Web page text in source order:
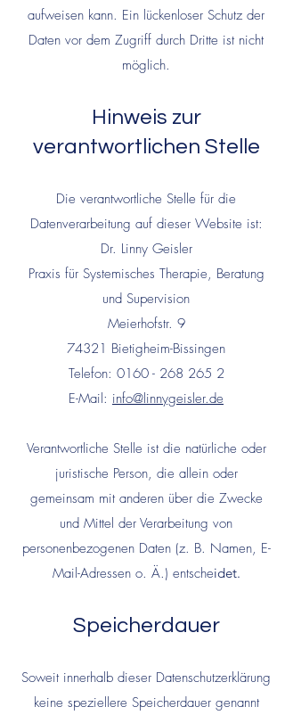
aufweisen kann. Ein lückenloser Schutz der
Daten vor dem Zugriff durch Dritte ist nicht
möglich.
Hinweis zur
verantwortlichen Stelle
Die verantwortliche Stelle für die
Datenverarbeitung auf dieser Website ist:
Dr. Linny Geisler
Praxis für Systemisches Therapie, Beratung
und Supervision
Meierhofstr. 9
74321 Bietigheim-Bissingen
Telefon: 0160 - 268 265 2
E-Mail: info@linnygeisler.de
Verantwortliche Stelle ist die natürliche oder
juristische Person, die allein oder
gemeinsam mit anderen über die Zwecke
und Mittel der Verarbeitung von
personenbezogenen Daten (z. B. Namen, E-
Mail-Adressen o. Ä.) entscheidet.
Speicherdauer
Soweit innerhalb dieser Datenschutzerklärung
keine speziellere Speicherdauer genannt